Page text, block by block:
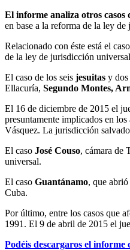
El informe analiza otros casos
en base a la reforma de la ley
Relacionado con éste está el caso
de la ley de jurisdicción
El caso de los seis jesuitas y dos
Ellacuría, Segundo Montes,
El 16 de diciembre de 2015 el
presuntamente implicados en
Vásquez. La jurisdicción
El caso José Couso, cámara de
universal.
El caso Guantánamo, que
Cuba.
Por último, entre los casos que
1991. El 9 de abril de 2015 el
Podéis descargaros el informe